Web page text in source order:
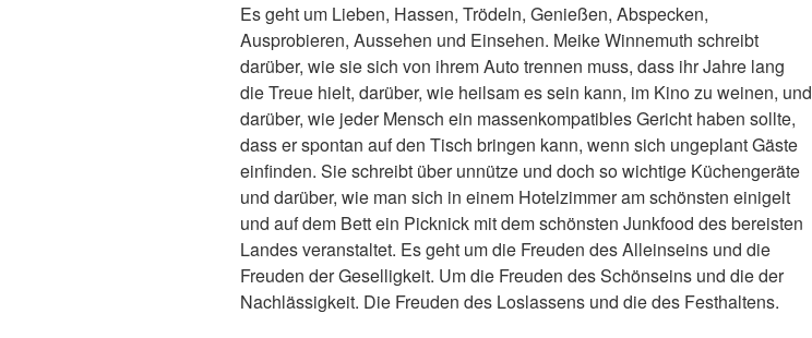
Es geht um Lieben, Hassen, Trödeln, Genießen, Abspecken,
Ausprobieren, Aussehen und Einsehen. Meike Winnemuth schreibt
darüber, wie sie sich von ihrem Auto trennen muss, dass ihr Jahre lang
die Treue hielt, darüber, wie heilsam es sein kann, im Kino zu weinen, und
darüber, wie jeder Mensch ein massenkompatibles Gericht haben sollte,
dass er spontan auf den Tisch bringen kann, wenn sich ungeplant Gäste
einfinden. Sie schreibt über unnütze und doch so wichtige Küchengeräte
und darüber, wie man sich in einem Hotelzimmer am schönsten einigelt
und auf dem Bett ein Picknick mit dem schönsten Junkfood des bereisten
Landes veranstaltet. Es geht um die Freuden des Alleinseins und die
Freuden der Geselligkeit. Um die Freuden des Schönseins und die der
Nachlässigkeit. Die Freuden des Loslassens und die des Festhaltens.